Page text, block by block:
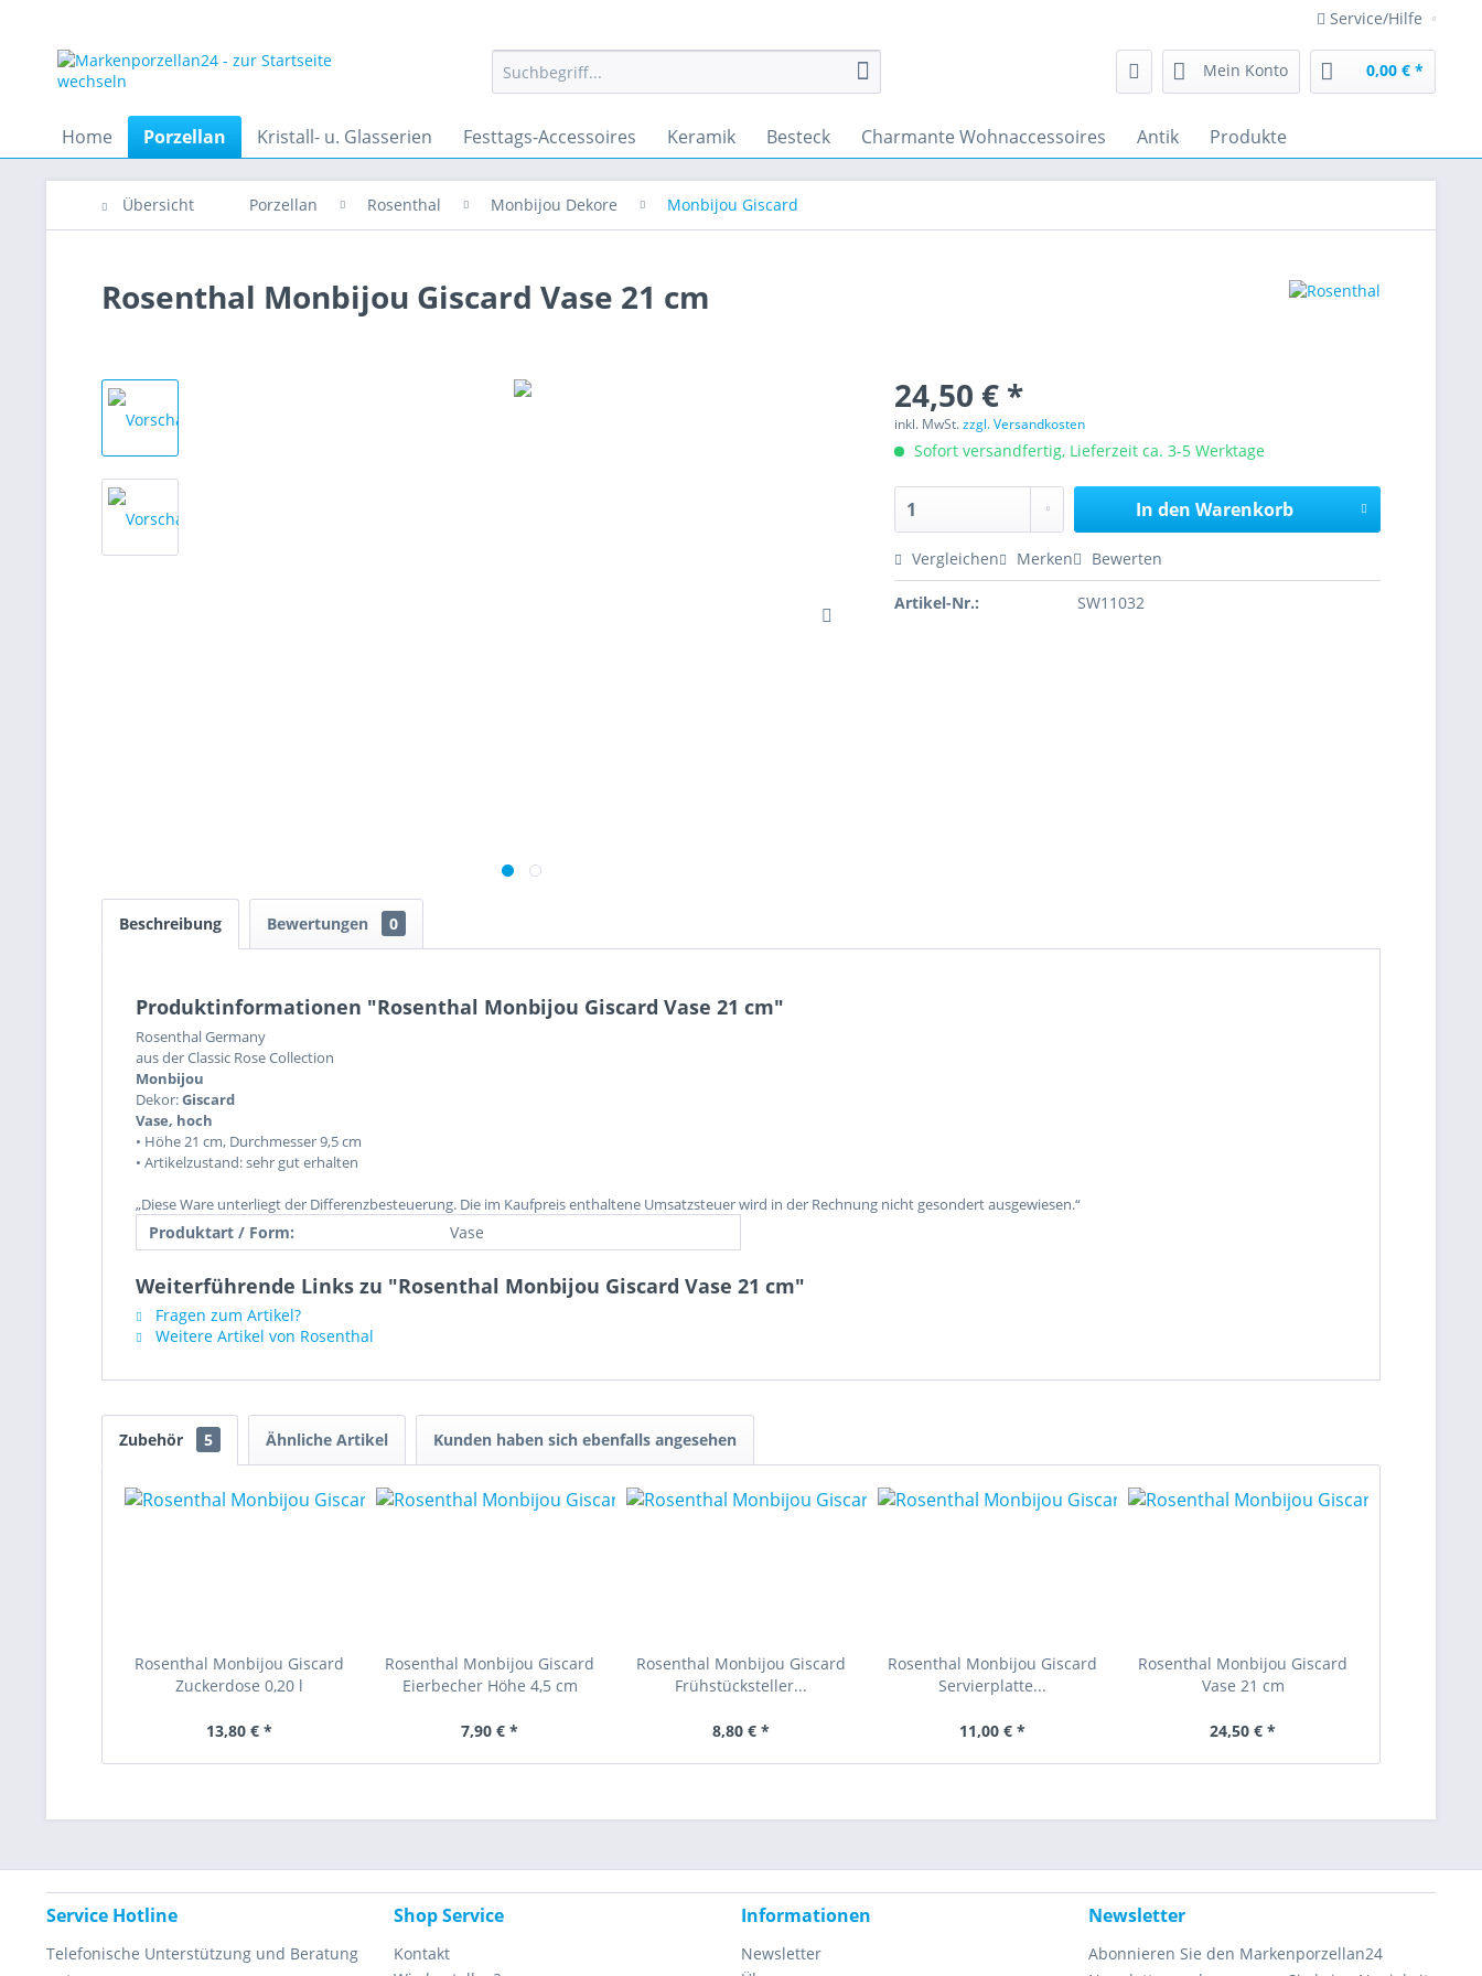
Service/Hilfe
Mein Konto 0,00 € *
Home Porzellan Kristall- u. Glasserien Festtags-Accessoires Keramik Besteck Charmante Wohnaccessoires Antik Produkte
Übersicht Porzellan Rosenthal Monbijou Dekore Monbijou Giscard
Rosenthal Monbijou Giscard Vase 21 cm
24,50 € *
inkl. MwSt.zzgl. Versandkosten
Sofort versandfertig, Lieferzeit ca. 3-5 Werktage
In den Warenkorb
Vergleichen Merken Bewerten
Artikel-Nr.: SW11032
Beschreibung Bewertungen 0
Produktinformationen "Rosenthal Monbijou Giscard Vase 21 cm"
Rosenthal Germany
aus der Classic Rose Collection
Monbijou
Dekor:Giscard
Vase, hoch
• Höhe 21 cm, Durchmesser 9,5 cm
• Artikelzustand: sehr gut erhalten
„Diese Ware unterliegt der Differenzbesteuerung. Die im Kaufpreis enthaltene Umsatzsteuer wird in der Rechnung nicht gesondert ausgewiesen.“
Produktart / Form: Vase
Weiterführende Links zu "Rosenthal Monbijou Giscard Vase 21 cm"
Fragen zum Artikel?
Weitere Artikel von Rosenthal
Zubehör 5 Ähnliche Artikel Kunden haben sich ebenfalls angesehen
Rosenthal Monbijou Giscard
Zuckerdose 0,20 l
13,80 € *
Rosenthal Monbijou Giscard
Eierbecher Höhe 4,5 cm
7,90 € *
Rosenthal Monbijou Giscard
Frühstücksteller...
8,80 € *
Rosenthal Monbijou Giscard
Servierplatte...
11,00 € *
Rosenthal Monbijou Giscard
Vase 21 cm
24,50 € *
Service Hotline
Telefonische Unterstützung und Beratung
Shop Service
Kontakt
Informationen
Newsletter
Newsletter
Abonnieren Sie den Markenporzellan24